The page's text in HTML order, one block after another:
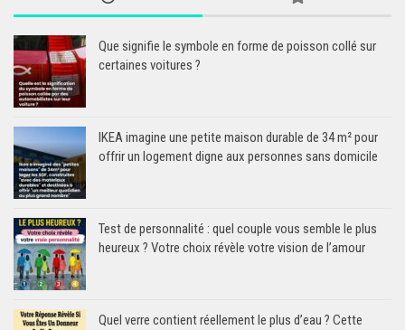
Que signifie le symbole en forme de poisson collé sur
certaines voitures ?
IKEA imagine une petite maison durable de 34 m² pour
offrir un logement digne aux personnes sans domicile
Test de personnalité : quel couple vous semble le plus
heureux ? Votre choix révèle votre vision de l’amour
Quel verre contient réellement le plus d’eau ? Cette